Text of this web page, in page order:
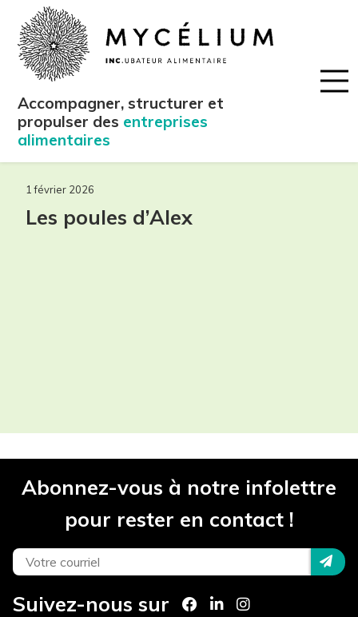
Téléphone *
Accompagner, structurer et
propulser des entreprises
alimentaires
1 février 2026
Les poules d’Alex
Abonnez-vous à notre infolettre
pour rester en contact !
Suivez-nous sur